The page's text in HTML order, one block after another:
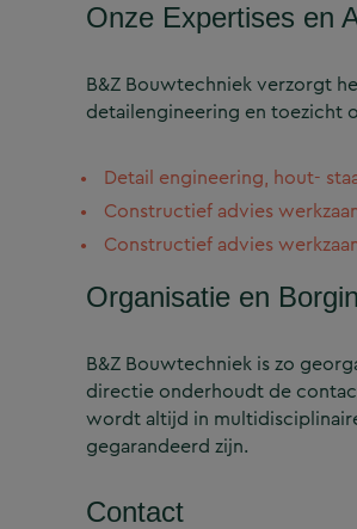
Onze Expertises en
B&Z Bouwtechniek verzorgt
detailengineering en toezicht
Detail engineering, hout-
Constructief advies
Constructief advies
Organisatie en
B&Z Bouwtechniek is zo
directie onderhoudt de
wordt altijd in
gegarandeerd zijn.
Contact